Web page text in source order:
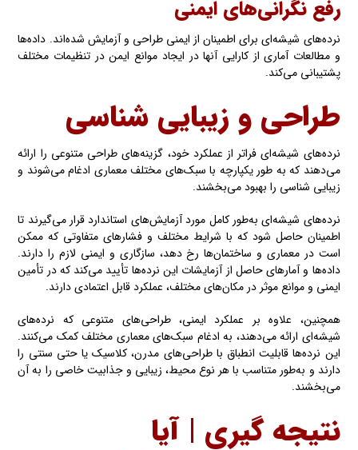
رفع نگرانی‌های ایمنی
نرده‌های شیشه‌ای برای اطمینان از ایمنی طراحی و آزمایش شده‌اند. داده‌ها
و مطالعات آماری از کارایی آنها در ایجاد موانع ایمن در تنظیمات مختلف
پشتیبانی می‌کند.
طراحی و زیبایی شناسی
نرده‌های شیشه‌ای فراتر از عملکرد خود، گزینه‌های طراحی متنوعی را ارائه
می‌دهند که به طور یکپارچه با سبک‌های مختلف معماری ادغام می‌شوند و
زیبایی شناسی را بهبود می‌بخشند.
نرده‌های شیشه‌ای به‌طور کامل مورد آزمایش‌های استاندارد قرار می‌گیرند تا
اطمینان حاصل شود که با شرایط مختلف و فشارهای متفاوتی که ممکن
است در معماری و ساختمان‌ها رخ دهد، سازگاری و ایمنی لازم را دارند.
داده‌ها و آمارهای حاصل از آزمایشات این نرده‌ها تأیید می‌کند که در تأمین
ایمنی و موانع موثر در مکان‌های مختلف، عملکرد قابل اعتمادی دارند.
همچنین، علاوه بر عملکرد ایمنی، طراحی‌های متنوعی که نرده‌های
شیشه‌ای ارائه می‌دهند، به ادغام سبک‌های معماری مختلف کمک می‌کنند.
این نرده‌ها قابلیت انطباق با طراحی‌های مدرن، کلاسیک یا حتی سنتی را
دارند و به‌طور متناسب با هر نوع محیط، زیبایی و جذابیت خاصی را به آن
می‌بخشند.
نتیجه گیری | آیا